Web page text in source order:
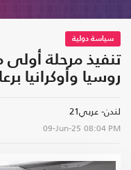
سياسة دولية
تنفيذ مرحلة أولى
روسيا وأوكرانيا
لندن- عربي21
09-Jun-25 08:04 PM